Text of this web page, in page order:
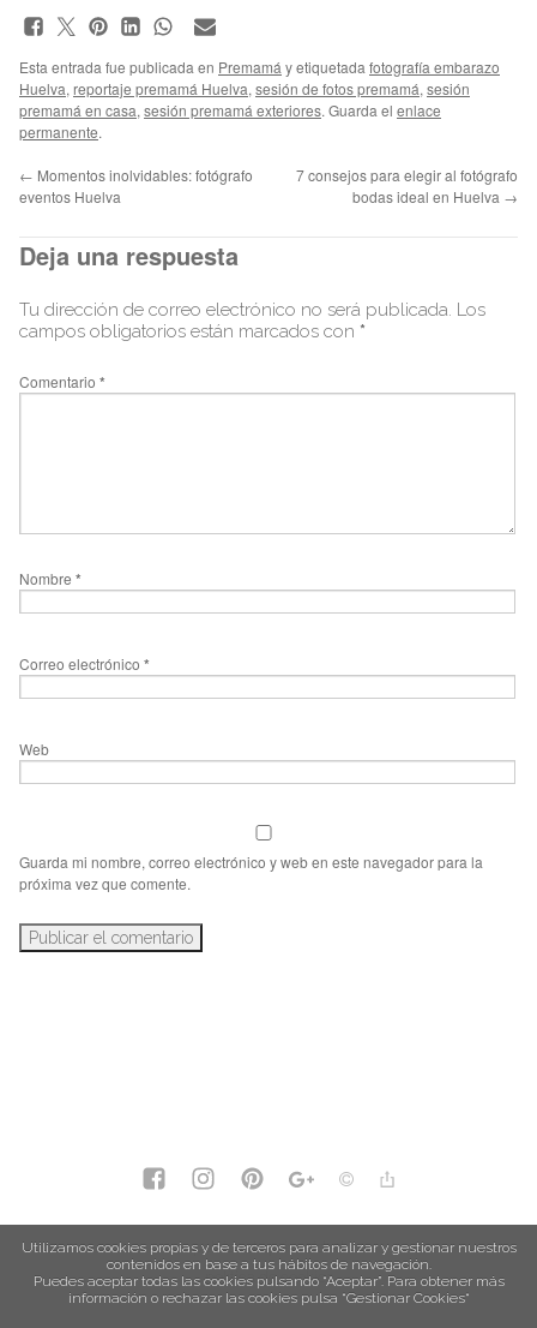
Esta entrada fue publicada en Premamá y etiquetada fotografía embarazo
Huelva, reportaje premamá Huelva, sesión de fotos premamá, sesión
premamá en casa, sesión premamá exteriores. Guarda el enlace
permanente.
← Momentos inolvidables: fotógrafo
eventos Huelva
7 consejos para elegir al fotógrafo
bodas ideal en Huelva →
Deja una respuesta
Tu dirección de correo electrónico no será publicada. Los
campos obligatorios están marcados con *
Comentario *
Nombre *
Correo electrónico *
Web
Guarda mi nombre, correo electrónico y web en este navegador para la
próxima vez que comente.
política de privacidad
política de cookies
Utilizamos cookies propias y de terceros para analizar y gestionar nuestros
contenidos en base a tus hábitos de navegación.
Puedes aceptar todas las cookies pulsando “Aceptar”. Para obtener más
información o rechazar las cookies pulsa “Gestionar Cookies“